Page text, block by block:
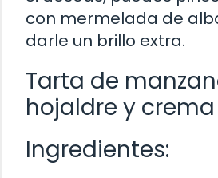
con mermelada de
darle un brillo extra.
Tarta de
hojaldre y
Ingredientes: